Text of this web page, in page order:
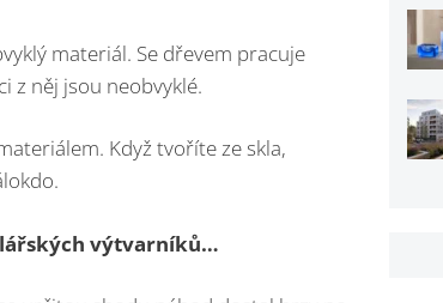
materiál. Se dřevem pracuje
z něj jsou neobvyklé.
Když tvoříte ze skla,
výtvarníků…